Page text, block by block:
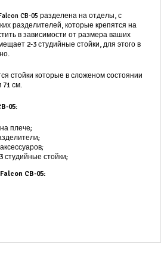
CB-05 разделена на отделы, с
разделителей, которые крепятся на
в зависимости от размера ваших
2-3 студийные стойки, для этого в
стойки которые в сложеном состоянии
см.
05:
плече;
студийные стойки;
CB-05: